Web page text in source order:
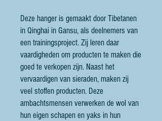
Deze hanger is gemaakt door Tibetanen
in Qinghai in Gansu, als deelnemers van
een trainingsproject. Zij leren daar
vaardigheden om producten te maken die
goed te verkopen zijn. Naast het
vervaardigen van sieraden, maken zij
veel stoffen producten. Deze
ambachtsmensen verwerken de wol van
hun eigen schapen en yaks in hun